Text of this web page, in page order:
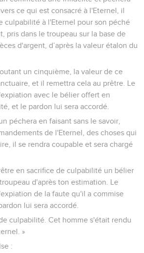
ce qui est consacré à l'Eternel, il
culpabilité à l'Eternel pour son péché
pris dans le troupeau sur la base de
d'argent, d’après la valeur étalon du
un cinquième, la valeur de ce
et il remettra cela au prêtre. Le
avec le bélier offert en
et le pardon lui sera accordé.
péchera en faisant sans le savoir,
de l'Eternel, des choses qui
il se rendra coupable et sera chargé
en sacrifice de culpabilité un bélier
d'après ton estimation. Le
de la faute qu'il a commise
lui sera accordé.
culpabilité. Cet homme s'était rendu
»
: